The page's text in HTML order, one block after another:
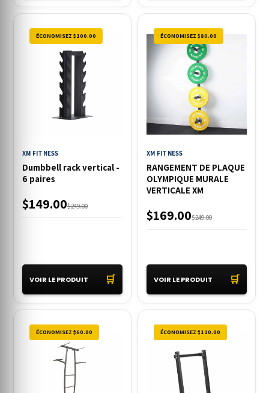
ÉCONOMISEZ $100.00
XM FITNESS
Dumbbell rack vertical -
6 paires
$249.00
$149.00
VOIR LE PRODUIT 🛒
ÉCONOMISEZ $80.00
XM FITNESS
RANGEMENT DE PLAQUE
OLYMPIQUE MURALE
VERTICALE XM
$249.00
$169.00
VOIR LE PRODUIT 🛒
ÉCONOMISEZ $60.00 ÉCONOMISEZ $110.00